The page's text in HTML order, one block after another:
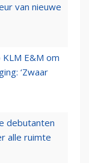
van nieuwe
E&M om
‘Zwaar
debutanten
alle ruimte